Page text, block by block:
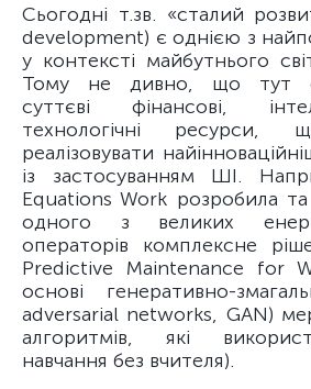
Сьогодні т.зв. «сталий
development) є однією з
у контексті майбутнього
Тому не дивно, що тут
суттєві фінансові,
технологічні ресурси,
реалізовувати
із застосуванням ШІ.
Equations Work розробила
одного з великих
операторів комплексне
Predictive Maintenance for
основі генеративно-
adversarial networks, GAN)
алгоритмів, які
навчання без вчителя).